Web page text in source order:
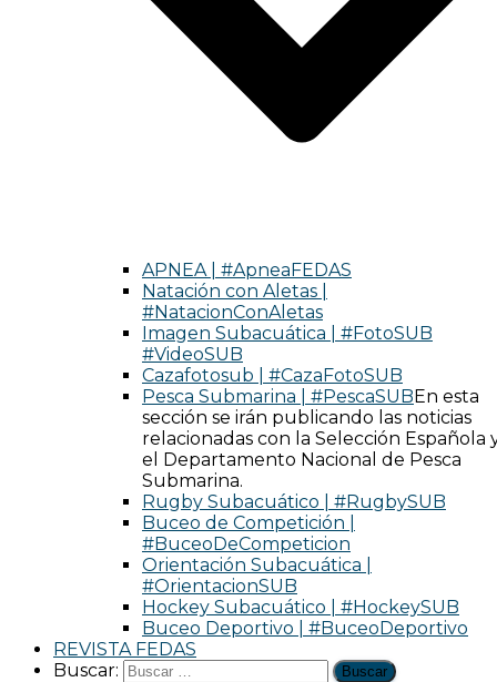
APNEA | #ApneaFEDAS
Natación con Aletas |
#NatacionConAletas
Imagen Subacuática | #FotoSUB
#VideoSUB
Cazafotosub | #CazaFotoSUB
Pesca Submarina | #PescaSUBEn esta
sección se irán publicando las noticias
relacionadas con la Selección Española
el Departamento Nacional de Pesca
Submarina.
Rugby Subacuático | #RugbySUB
Buceo de Competición |
#BuceoDeCompeticion
Orientación Subacuática |
#OrientacionSUB
Hockey Subacuático | #HockeySUB
Buceo Deportivo | #BuceoDeportivo
REVISTA FEDAS
Buscar: